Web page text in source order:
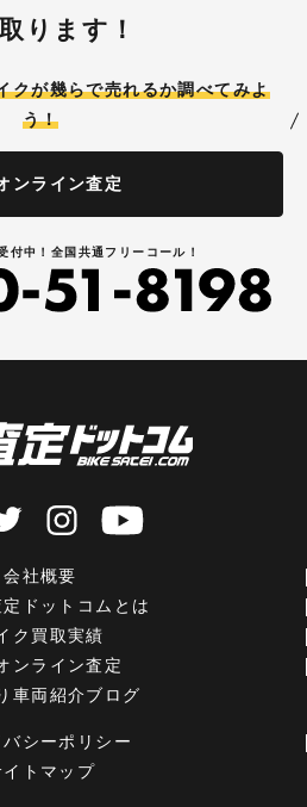
ります！
クが幾らで売れるか調べてみよ
う！
ンライン査定
付中！全国共通フリーコール！
会社概要
ドットコムとは
ク買取実績
ンライン査定
車両紹介ブログ
シーポリシー
イトマップ